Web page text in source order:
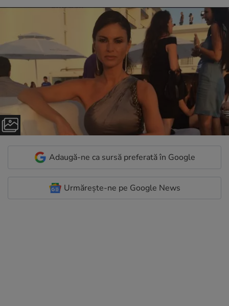
Adaugă-ne ca sursă preferată în Google
Urmărește-ne pe Google News